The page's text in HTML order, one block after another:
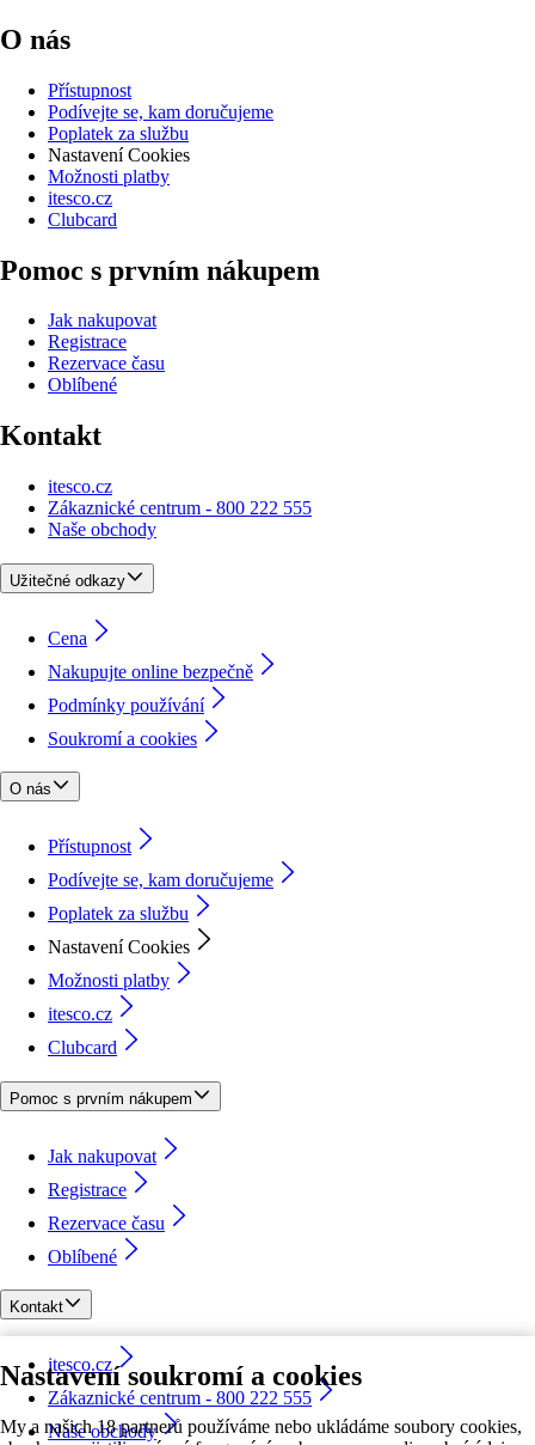
Nastavení soukromí a cookies
My a našich 18 partnerů používáme nebo ukládáme soubory cookies,
O nás
Přístupnost
Podívejte se, kam doručujeme
Poplatek za službu
Nastavení Cookies
Možnosti platby
itesco.cz
Clubcard
Pomoc s prvním nákupem
Jak nakupovat
Registrace
Rezervace času
Oblíbené
Kontakt
itesco.cz
Zákaznické centrum - 800 222 555
Naše obchody
Užitečné odkazy
Cena
Nakupujte online bezpečně
Podmínky používání
Soukromí a cookies
O nás
Přístupnost
Podívejte se, kam doručujeme
Poplatek za službu
Nastavení Cookies
Možnosti platby
itesco.cz
Clubcard
Pomoc s prvním nákupem
Jak nakupovat
Registrace
Rezervace času
Oblíbené
Kontakt
itesco.cz
Zákaznické centrum - 800 222 555
Naše obchody